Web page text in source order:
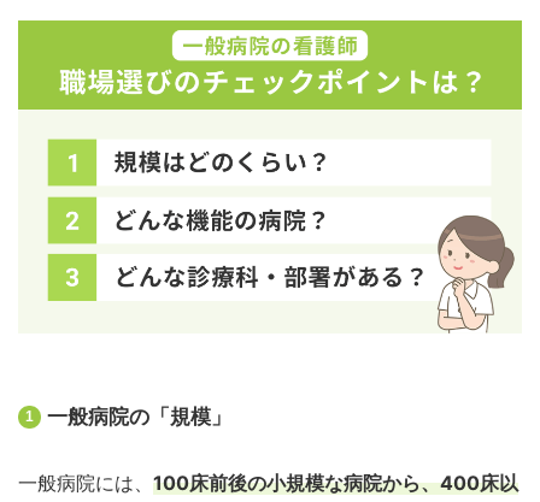
1 一般病院の「規模」
一般病院には、 100床前後の小規模な病院から、400床以